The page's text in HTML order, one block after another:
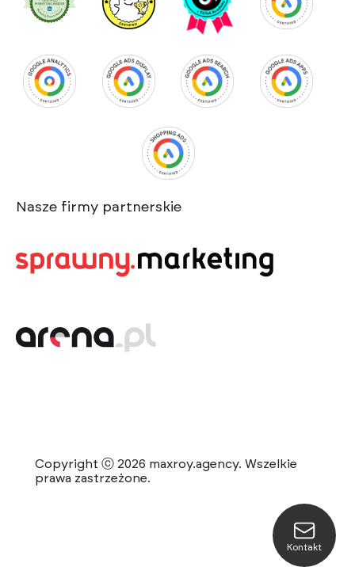
Nasze firmy partnerskie
Copyright ⓒ 2026 maxroy.agency. Wszelkie
prawa zastrzeżone.
Kontakt